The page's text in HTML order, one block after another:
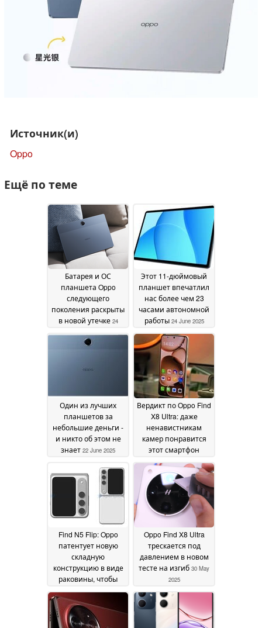
Источник(и)
Oppo
Ещё по теме
Батарея и ОС
планшета Oppo
следующего
поколения раскрыты
в новой утечке 24
Этот 11-дюймовый
планшет впечатлил
нас более чем 23
часами автономной
работы 24 June 2025
Один из лучших
планшетов за
небольшие деньги -
и никто об этом не
знает 22 June 2025
Вердикт по Oppo Find
X8 Ultra: даже
ненавистникам
камер понравится
этот смартфон
30
May 2025
Find N5 Flip: Oppo
патентует новую
складную
конструкцию в виде
раковины, чтобы
Samsung Galaxy Z Flip
и Motorola Razr 30 May
2025
Oppo Find X8 Ultra
трескается под
давлением в новом
тесте на изгиб 30 May
2025